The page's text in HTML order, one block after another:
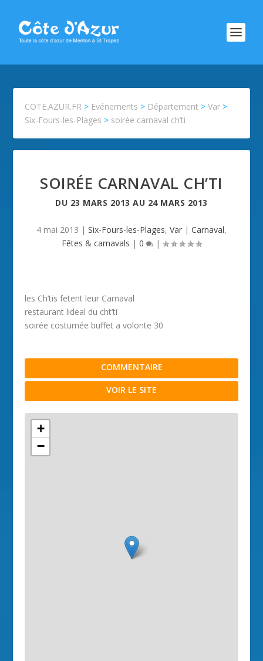
COTE.AZUR.FR > Evénements > Département >Var >
Six-Fours-les-Plages > soirée carnaval ch’ti
SOIRÉE CARNAVAL CH’TI
DU 23 MARS 2013 AU 24 MARS 2013
4 mai 2013 | Six-Fours-les-Plages, Var | Carnaval,
Fêtes & carnavals | 0 |
les Ch’tis fetent leur Carnaval
restaurant lideal du cht’ti
soirée costumée buffet a volonte 30
COMMENTAIRE
VOIR LE SITE
+
−